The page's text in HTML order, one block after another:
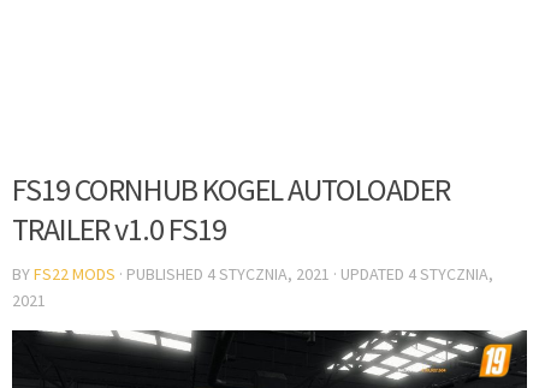
FS19 CORNHUB KOGEL AUTOLOADER
TRAILER v1.0 FS19
BYFS22 MODS · PUBLISHED 4 STYCZNIA, 2021 · UPDATED 4 STYCZNIA,
2021